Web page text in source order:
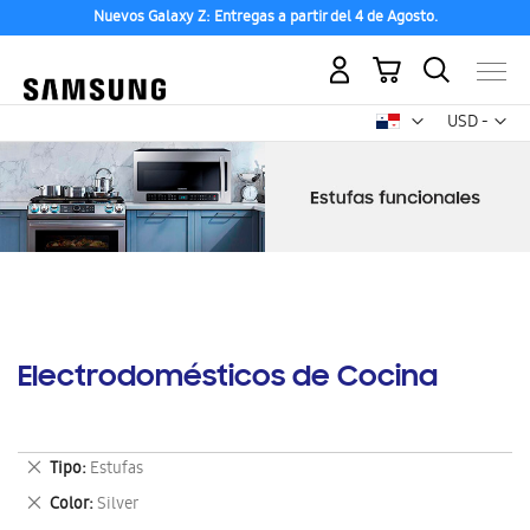
Nuevos Galaxy Z: Entregas a partir del 4 de Agosto.
USD -
dólar
Mi carrito
Electrodomésticos de Cocina
Tipo Estufas
Eliminar
este
artículo
Color Silver
Eliminar